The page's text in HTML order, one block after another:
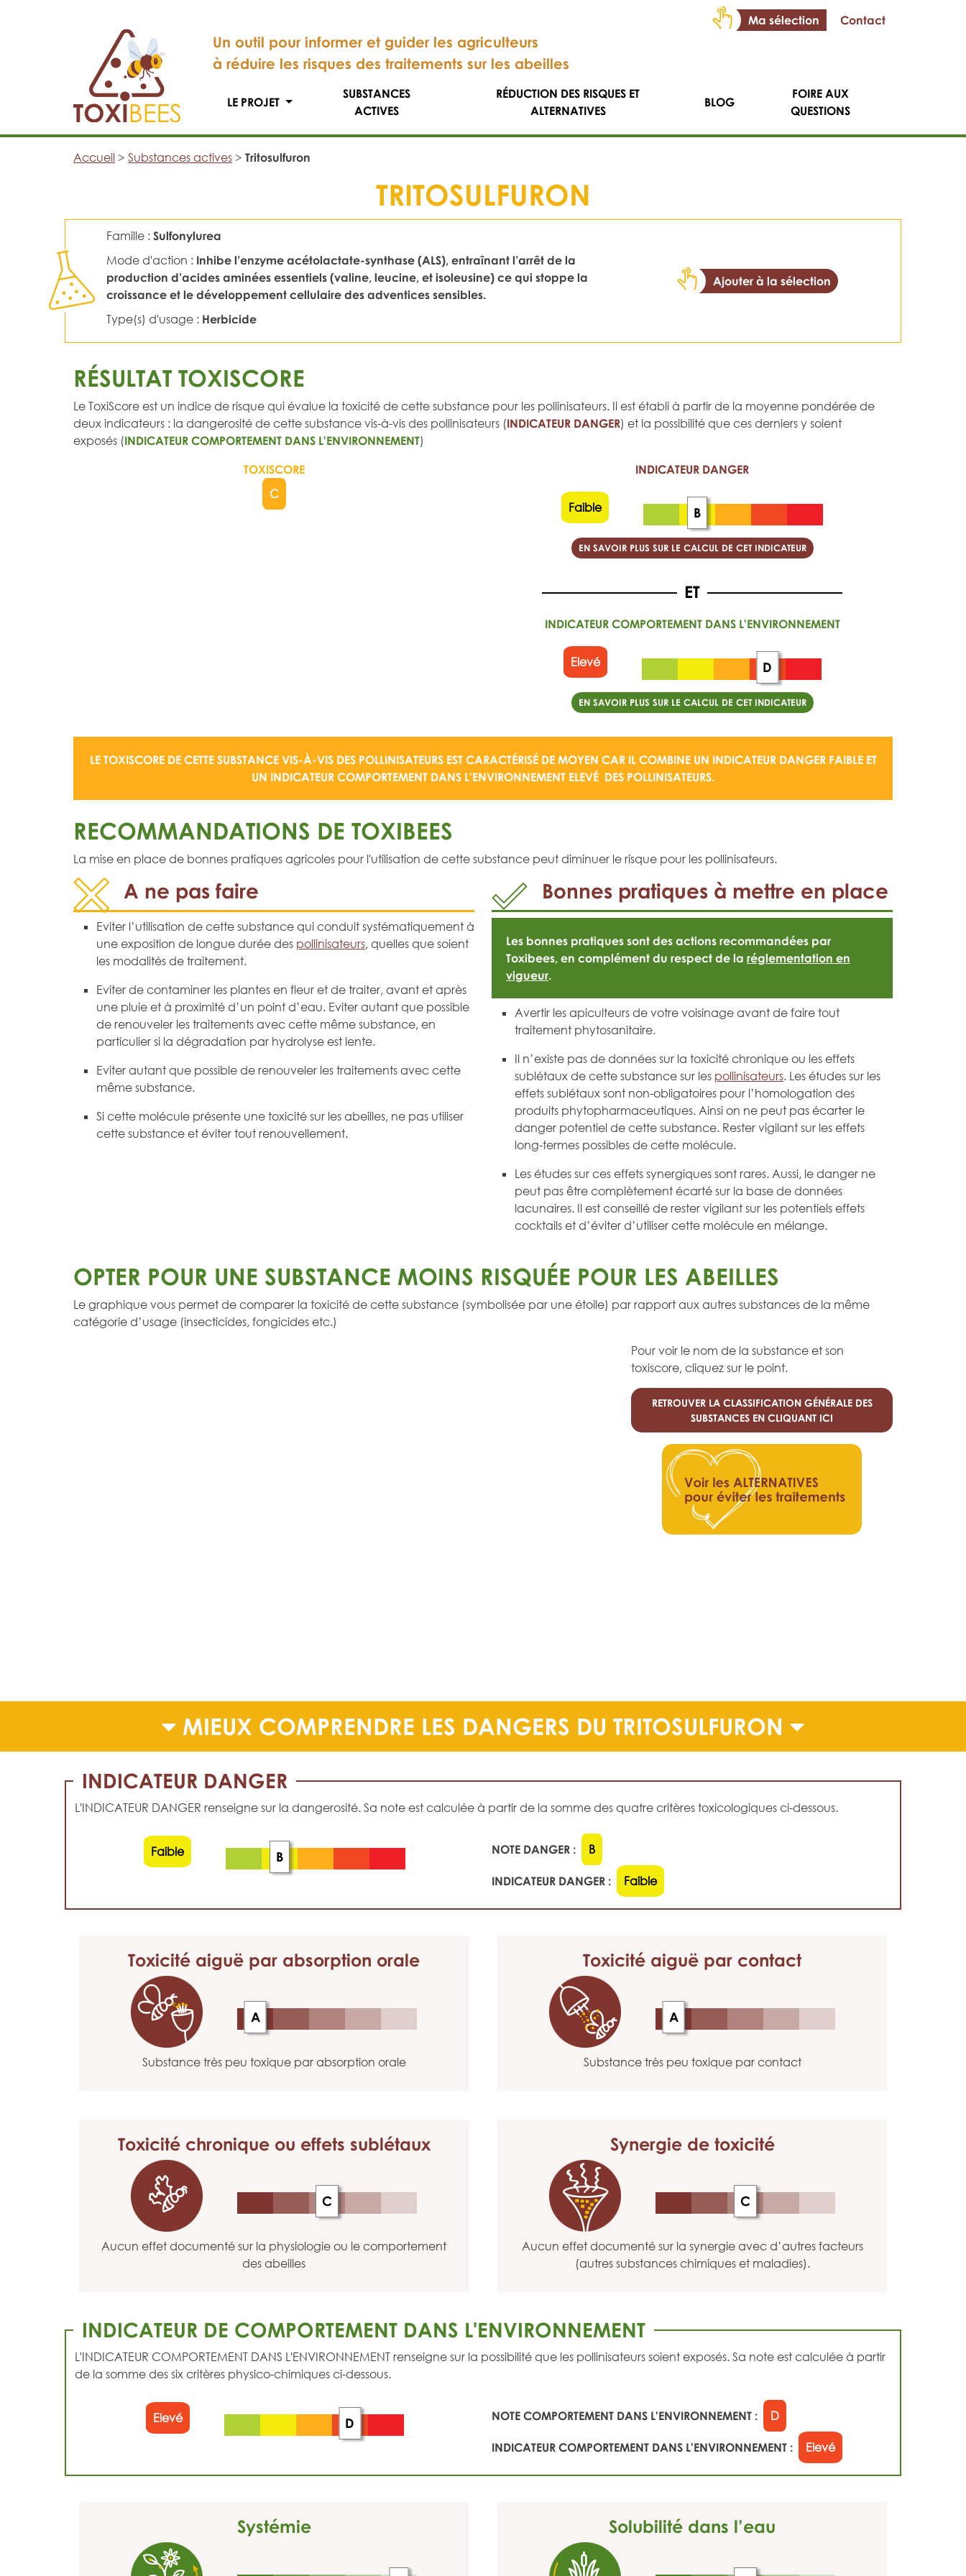
Ma sélection Contact
Un outil pour informer et guider les agriculteurs
à réduire les risques des traitements sur les abeilles
LE PROJET
SUBSTANCES
ACTIVES
RÉDUCTION DES RISQUES ET
ALTERNATIVES
BLOG
FOIRE AUX
QUESTIONS
Accueil > Substances actives > Tritosulfuron
TRITOSULFURON
Famille : Sulfonylurea
Mode d'action : Inhibe l’enzyme acétolactate-synthase (ALS), entraînant l’arrêt de la
production d’acides aminées essentiels (valine, leucine, et isoleusine) ce qui stoppe la
croissance et le développement cellulaire des adventices sensibles.
Type(s) d'usage : Herbicide
Ajouter à la sélection
RÉSULTAT TOXISCORE
Le ToxiScore est un indice de risque qui évalue la toxicité de cette substance pour les pollinisateurs. Il est établi à partir de la moyenne pondérée de
deux indicateurs : la dangerosité de cette substance vis-à-vis des pollinisateurs (INDICATEUR DANGER) et la possibilité que ces derniers y soient
exposés (INDICATEUR COMPORTEMENT DANS L'ENVIRONNEMENT)
TOXISCORE
C
INDICATEUR DANGER
Faible B
EN SAVOIR PLUS SUR LE CALCUL DE CET INDICATEUR
INDICATEUR COMPORTEMENT DANS L'ENVIRONNEMENT
Elevé D
EN SAVOIR PLUS SUR LE CALCUL DE CET INDICATEUR
LE TOXISCORE DE CETTE SUBSTANCE VIS-À-VIS DES POLLINISATEURS EST CARACTÉRISÉ DE MOYEN CAR IL COMBINE UN INDICATEUR DANGER FAIBLE ET
UN INDICATEUR COMPORTEMENT DANS L'ENVIRONNEMENT ELEVÉ DES POLLINISATEURS.
RECOMMANDATIONS DE TOXIBEES
La mise en place de bonnes pratiques agricoles pour l'utilisation de cette substance peut diminuer le risque pour les pollinisateurs.
A ne pas faire
Eviter l’utilisation de cette substance qui conduit systématiquement à
une exposition de longue durée des pollinisateurs, quelles que soient
les modalités de traitement.
Eviter de contaminer les plantes en fleur et de traiter, avant et après
une pluie et à proximité d’un point d’eau. Eviter autant que possible
de renouveler les traitements avec cette même substance, en
particulier si la dégradation par hydrolyse est lente.
Eviter autant que possible de renouveler les traitements avec cette
même substance.
Si cette molécule présente une toxicité sur les abeilles, ne pas utiliser
cette substance et éviter tout renouvellement.
Bonnes pratiques à mettre en place
Les bonnes pratiques sont des actions recommandées par
Toxibees, en complément du respect de la réglementation en
vigueur.
Avertir les apiculteurs de votre voisinage avant de faire tout
traitement phytosanitaire.
Il n’existe pas de données sur la toxicité chronique ou les effets
sublétaux de cette substance sur les pollinisateurs. Les études sur les
effets sublétaux sont non-obligatoires pour l’homologation des
produits phytopharmaceutiques. Ainsi on ne peut pas écarter le
danger potentiel de cette substance. Rester vigilant sur les effets
long-termes possibles de cette molécule.
Les études sur ces effets synergiques sont rares. Aussi, le danger ne
peut pas être complètement écarté sur la base de données
lacunaires. Il est conseillé de rester vigilant sur les potentiels effets
cocktails et d’éviter d’utiliser cette molécule en mélange.
OPTER POUR UNE SUBSTANCE MOINS RISQUÉE POUR LES ABEILLES
Le graphique vous permet de comparer la toxicité de cette substance (symbolisée par une étoile) par rapport aux autres substances de la même
catégorie d’usage (insecticides, fongicides etc.)
Pour voir le nom de la substance et son
toxiscore, cliquez sur le point.
RETROUVER LA CLASSIFICATION GÉNÉRALE DES
SUBSTANCES EN CLIQUANT ICI
MIEUX COMPRENDRE LES DANGERS DU TRITOSULFURON
INDICATEUR DANGER
L'INDICATEUR DANGER renseigne sur la dangerosité. Sa note est calculée à partir de la somme des quatre critères toxicologiques ci-dessous.
Faible B NOTE DANGER : B
INDICATEUR DANGER : Faible
Toxicité aiguë par absorption orale
A
Substance très peu toxique par absorption orale
Toxicité aiguë par contact
A
Substance très peu toxique par contact
Toxicité chroniqueou effets sublétaux
C
Aucun effet documenté sur la physiologie ou le comportement
des abeilles
Synergiede toxicité
C
Aucun effet documenté sur la synergie avec d’autres facteurs
(autres substances chimiques et maladies).
INDICATEUR DE COMPORTEMENT DANS L'ENVIRONNEMENT
L'INDICATEUR COMPORTEMENT DANS L'ENVIRONNEMENT renseigne sur la possibilité que les pollinisateurs soient exposés. Sa note est calculée à partir
de la somme des six critères physico-chimiques ci-dessous.
Elevé D NOTE COMPORTEMENT DANS L'ENVIRONNEMENT : D
INDICATEUR COMPORTEMENT DANS L'ENVIRONNEMENT : Elevé
Systémie Solubilité dans l’eau